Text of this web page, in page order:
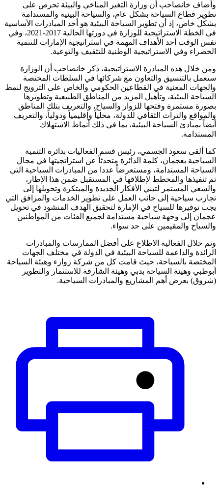
وأضاف خانصاحب أن وزارة التغير المناخي والبيئة تحرص على
تطوير قطاع السياحة بشكل عام، والسياحة البيئية والمستدامة
بشكل خاص، إذ أن تطوير السياحة البيئية هو أحد المبادرات الأساسية
في الخطة الاستراتيجية للوزارة في دورتها الحالية 2017-2021، وفي
نفس الوقت أحد الأهداف المهمة في استراتيجية الإمارات للتنمية
الخضراء وفي الاستراتيجية الوطنية للتثقيف والتوعية.
ومن خلال هذه المبادرة الاستراتيجية، ذكر خانصاحب أن الوزارة
ستعمل بالتنسيق والتعاون مع شركائها في السلطات المختصة
والجهات المعنية في القطاعين الحكومي والخاص على الترويج لنمط
السياحة البيئية، وتأهيل المزيد من المناطق الطبيعية وتطويرها
بصورة مستمرة وفتحها للزوار والسياح، والتعريف بتلك المناطق
والمواقع والتراث الثقافي للدولة، محلياً وإقليمياً ودولياً، والتعريف
أيضاً بمبادئ السياحة البيئية، بما في ذلك أنماط الاستهلاك
المستدامة.
كما ألقى سعود الجسمي، رئيس قسم الفعاليات بدائرة التنمية
السياحية بعجمان، كلمة الدائرة متحدثاً عن استراتجيتها في مجال
السياحة المستدامة، ومستعرضاً عددا من المبادرات السياحية التي
تم تنفيذها والمخطط لإطلاقها في المستقبل ضمن هذا الإطار،
والسعي المستمر لتبني الأفكار الجديدة والمبتكرة وتحويلها إلى
تجارب سياحية إلى جانب العمل على تطوير الخدمات والمرافق التي
يجب توفيرها للسياح في الإمارة لتحقيق الهدف المنشود في تحويل
عجمان إلى وجهة سياحية مستدامة لجميع الفئات من المواطنين
والسياح والمقيمين على حد سواء.
وتم خلال الفعالية الاطلاع على أفضل الممارسات والمبادرات
الرائدة والداعمة للسياحة البيئية في الدولة في مختلف الجهات
المختصة بالسياحة، حيث قامت كل من شركة زوارء وهيئة السياحة
أبوظبي وهيئة السياحة بدبي وهيئة الشارقة للاستثمار والتطوير
(شروق) بعرض أهم المشاريع والمبادرات السياحية.